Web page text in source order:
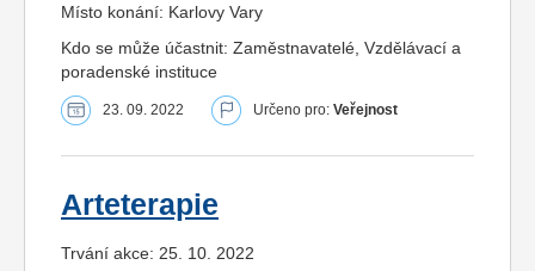
Místo konání: Karlovy Vary
Kdo se může účastnit: Zaměstnavatelé, Vzdělávací a
poradenské instituce
23. 09. 2022 Určeno pro: Veřejnost
Arteterapie
Trvání akce: 25. 10. 2022